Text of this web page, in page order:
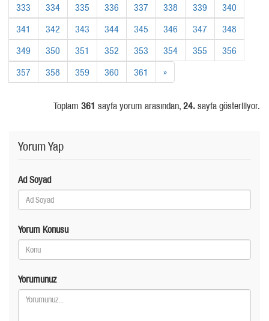
333
334 335 336 337 338 339
340
341
342 343 344 345 346 347
348
349
350 351 352 353 354 355
356
357
358 359 360 361 »
Toplam 361 sayfa yorum arasından, 24. sayfa gösteriliyor.
Yorum Yap
Ad Soyad
Yorum Konusu
Yorumunuz